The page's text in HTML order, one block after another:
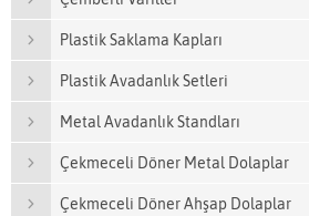
Plastik Saklama Kapları
Plastik Avadanlık Setleri
Metal Avadanlık Standları
Çekmeceli Döner Metal Dolaplar
Çekmeceli Döner Ahşap Dolaplar